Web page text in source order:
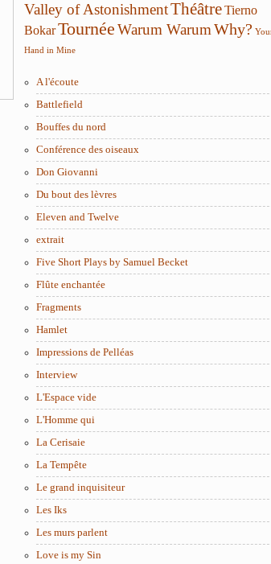
Valley of AstonishmentThéâtreTierno
BokarTournéeWarum WarumWhy?
Hand in Mine
A l'écoute
Battlefield
Bouffes du nord
Conférence des oiseaux
Don Giovanni
Du bout des lèvres
Eleven and Twelve
extrait
Five Short Plays by Samuel Becket
Flûte enchantée
Fragments
Hamlet
Impressions de Pelléas
Interview
L'Espace vide
L'Homme qui
La Cerisaie
La Tempête
Le grand inquisiteur
Les Iks
Les murs parlent
Love is my Sin